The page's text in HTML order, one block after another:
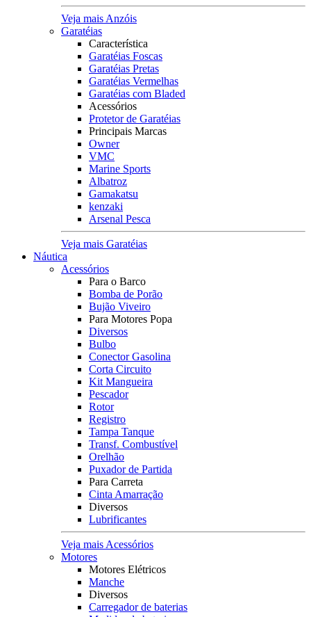
Veja mais Anzóis
Garatéias
Característica
Garatéias Foscas
Garatéias Pretas
Garatéias Vermelhas
Garatéias com Bladed
Acessórios
Protetor de Garatéias
Principais Marcas
Owner
VMC
Marine Sports
Albatroz
Gamakatsu
kenzaki
Arsenal Pesca
Veja mais Garatéias
Náutica
Acessórios
Para o Barco
Bomba de Porão
Bujão Viveiro
Para Motores Popa
Diversos
Bulbo
Conector Gasolina
Corta Circuito
Kit Mangueira
Pescador
Rotor
Registro
Tampa Tanque
Transf. Combustível
Orelhão
Puxador de Partida
Para Carreta
Cinta Amarração
Diversos
Lubrificantes
Veja mais Acessórios
Motores
Motores Elétricos
Manche
Diversos
Carregador de baterias